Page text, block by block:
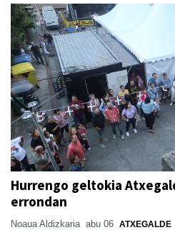
Hurrengo geltokia
errondan
Noaua Aldizkaria abu 06 ATXEGALDE